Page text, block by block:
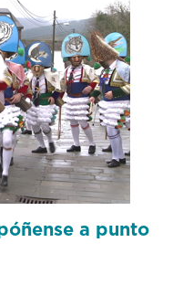
a punto